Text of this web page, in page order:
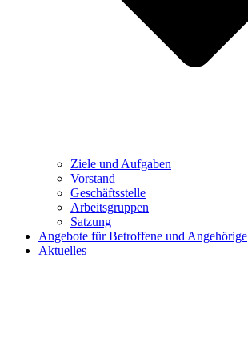
Ziele und Aufgaben
Vorstand
Geschäftsstelle
Arbeitsgruppen
Satzung
Angebote für Betroffene und Angehörige
Aktuelles